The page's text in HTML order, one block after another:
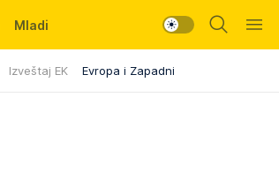
Izveštaj EK Evropa i Zapadni Balkan
Mladi